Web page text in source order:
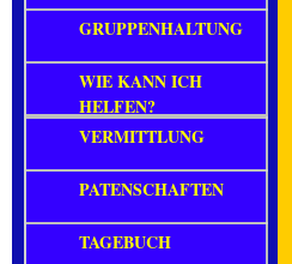
GRUPPENHALTUNG
WIE KANN ICH
HELFEN?
VERMITTLUNG
PATENSCHAFTEN
TAGEBUCH